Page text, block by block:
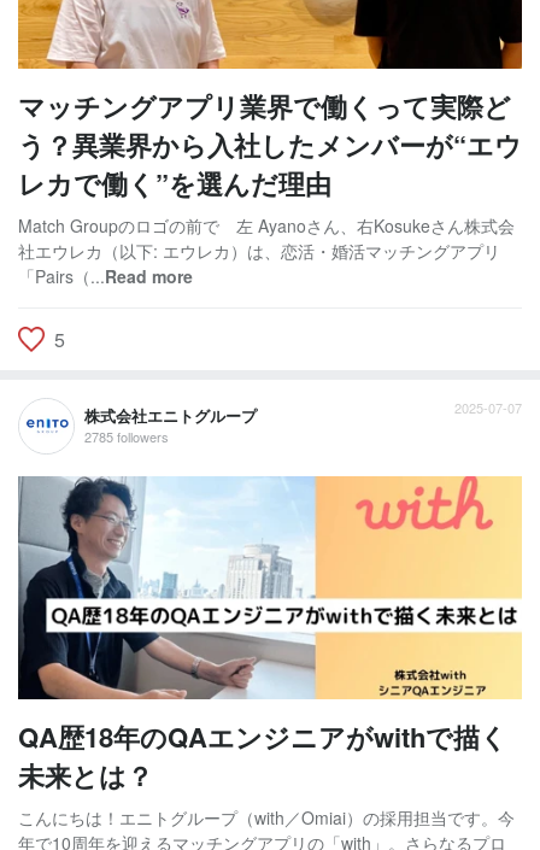
マッチングアプリ業界で働くって実際ど
う？異業界から入社したメンバーが“エウ
レカで働く”を選んだ理由
Match Groupのロゴの前で 左 Ayanoさん、右Kosukeさん株式会
社エウレカ（以下: エウレカ）は、恋活・婚活マッチングアプリ
「Pairs（...Read more
5
株式会社エニトグループ
2785 followers
2025-07-07
QA歴18年のQAエンジニアがwithで描く
未来とは？
こんにちは！エニトグループ（with／Omiai）の採用担当です。今
年で10周年を迎えるマッチングアプリの「with」。さらなるプロ